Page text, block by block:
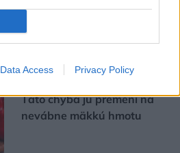
Data Access Privacy Policy
Táto chyba ju premení na
nevábne mäkkú hmotu